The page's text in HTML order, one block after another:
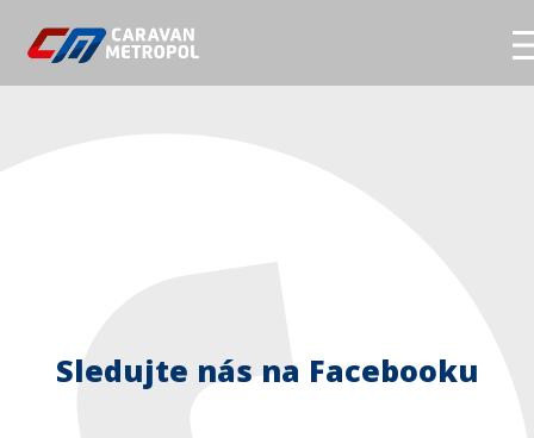
Servis
Autor:Petr Nikodém
Sledujte nás na Facebooku